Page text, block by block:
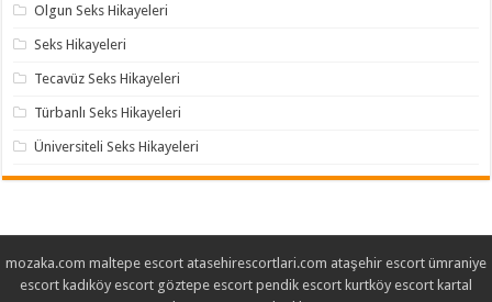
Olgun Seks Hikayeleri
Seks Hikayeleri
Tecavüz Seks Hikayeleri
Türbanlı Seks Hikayeleri
Üniversiteli Seks Hikayeleri
mozaka.com maltepe escort atasehirescortlari.com ataşehir escort ümraniye
escort kadıköy escort göztepe escort pendik escort kurtköy escort kartal